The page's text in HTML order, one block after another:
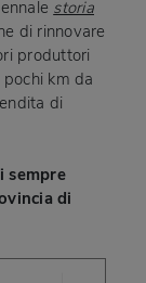
storia
di rinnovare
produttori
km da
di
sempre
di